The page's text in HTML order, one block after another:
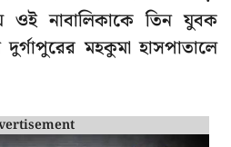
ওই নাবালিকাকে তিন যুবক
মহকুমা হাসপাতালে